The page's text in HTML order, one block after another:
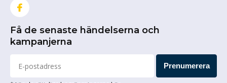
Få de senaste händelserna och
kampanjerna
Prenumerera